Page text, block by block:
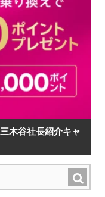
木谷社長紹介キャ